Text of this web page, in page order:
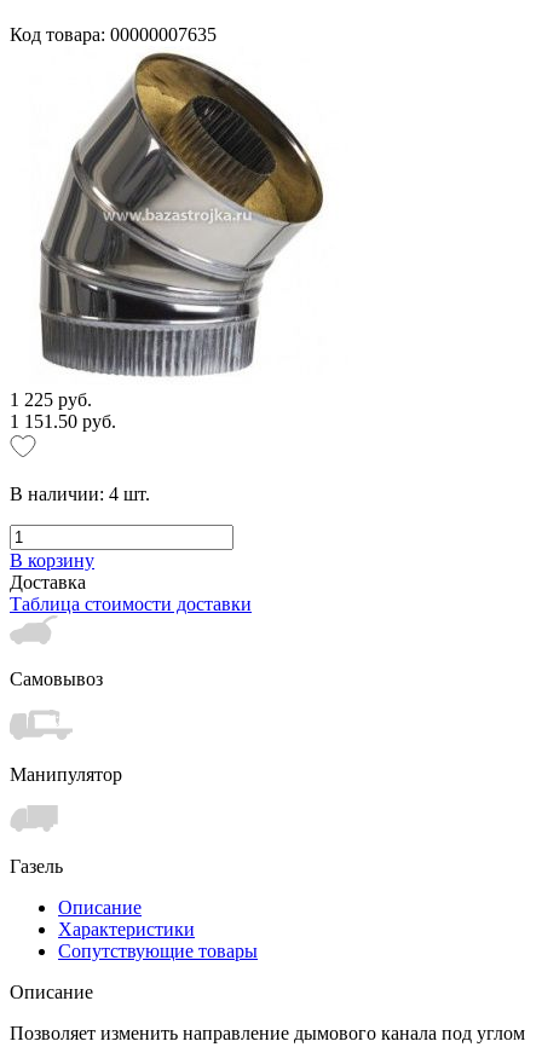
Код товара: 00000007635
1 225 руб.
1 151.50 руб.
В наличии: 4 шт.
В корзину
Доставка
Таблица стоимости доставки
Самовывоз
Манипулятор
Газель
Описание
Характеристики
Сопутствующие товары
Описание
Позволяет изменить направление дымового канала под углом